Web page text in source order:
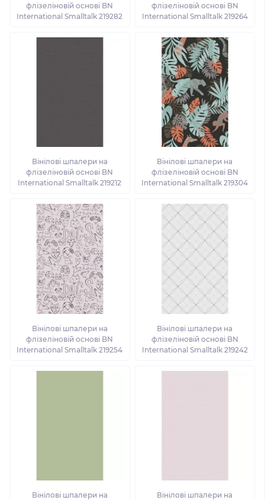
флізеліновій основі BN
International Smalltalk 219282
флізеліновій основі BN
International Smalltalk 219264
Вінілові шпалери на
флізеліновій основі BN
International Smalltalk 219212
Вінілові шпалери на
флізеліновій основі BN
International Smalltalk 219304
Вінілові шпалери на
флізеліновій основі BN
International Smalltalk 219254
Вінілові шпалери на
флізеліновій основі BN
International Smalltalk 219242
Вінілові шпалери на
Вінілові шпалери на